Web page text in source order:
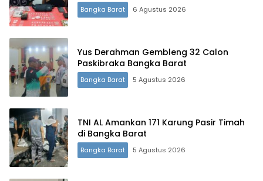
Bangka Barat 6 Agustus 2026
Yus Derahman Gembleng 32 Calon
Paskibraka Bangka Barat
Bangka Barat 5 Agustus 2026
TNI AL Amankan 171 Karung Pasir Timah
di Bangka Barat
Bangka Barat 5 Agustus 2026